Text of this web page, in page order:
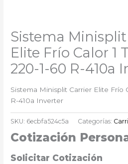
Sistema
Elite Frío Calor 1
220-1-60 R-410a
Sistema Minisplit Carrier Elite Frío
R-410a Inverter
SKU: 6ecbfa524c5a Categorías:
Cotización
Solicitar Cotización